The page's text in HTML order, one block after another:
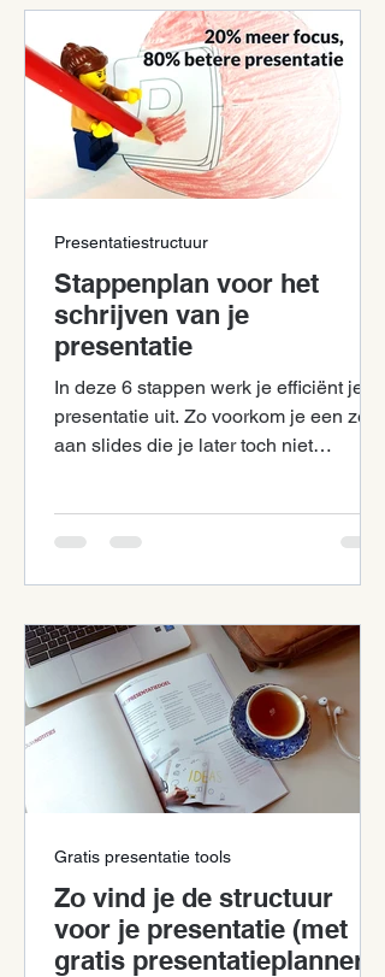
Stappenplan voor het
schrijven van je
presentatie
In deze 6 stappen werk je efficiënt je
presentatie uit. Zo voorkom je een zee
aan slides die je later toch niet
Presentatiestructuur
Zo vind je de structuur
voor je presentatie (met
gratis presentatieplanner)
Gratis presentatie tools